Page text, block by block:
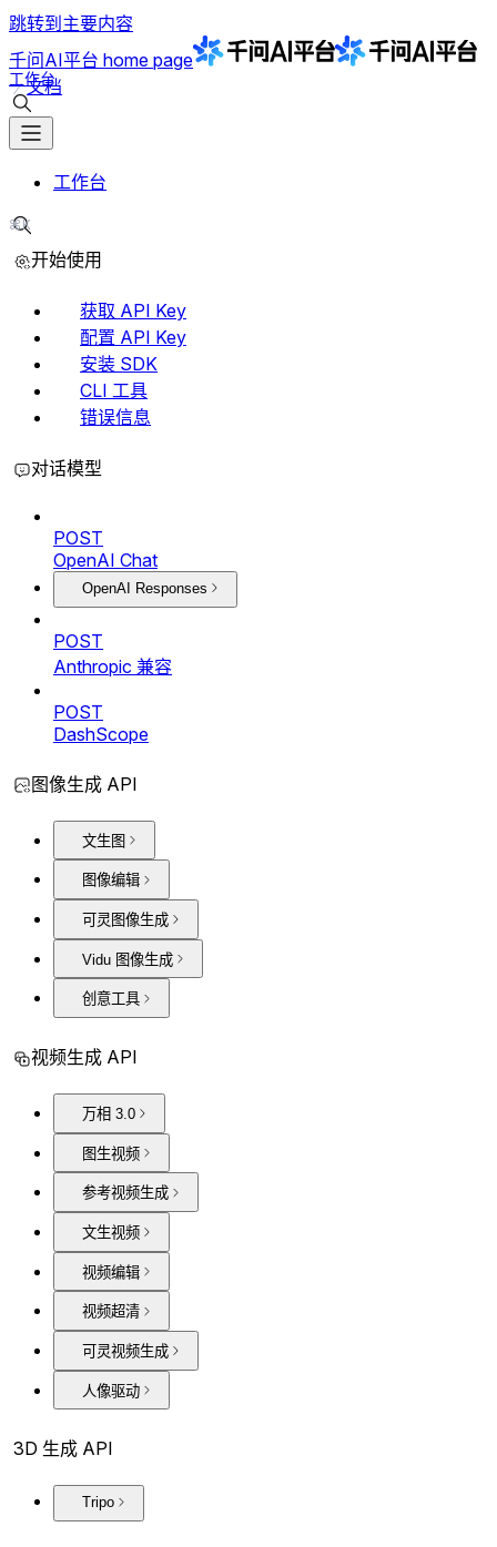
跳转到主要内容
千问AI平台 home page
文档
工作台
工作台
⌘K
开始使用
获取 API Key
配置 API Key
安装 SDK
CLI 工具
错误信息
对话模型
POST
OpenAI Chat
OpenAI Responses
POST
Anthropic 兼容
POST
DashScope
图像生成 API
文生图
图像编辑
可灵图像生成
Vidu 图像生成
创意工具
视频生成 API
万相 3.0
图生视频
参考视频生成
文生视频
视频编辑
视频超清
可灵视频生成
人像驱动
3D 生成 API
Tripo